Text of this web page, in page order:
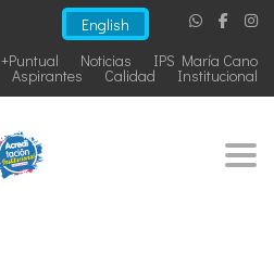
English
IPS María Cano
Noticias
+Puntual
Institucional
Calidad
Aspirantes